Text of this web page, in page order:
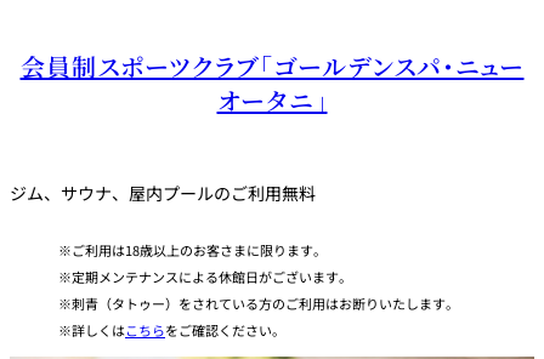
会員制スポーツクラブ「ゴールデンスパ・ニュー
オータニ」
ジム、サウナ、屋内プールのご利用無料
ご利用は18歳以上のお客さまに限ります。
定期メンテナンスによる休館日がございます。
刺青（タトゥー）をされている方のご利用はお断りいたします。
詳しくはこちらをご確認ください。